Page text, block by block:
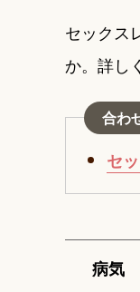
セックス
か。詳し
合わ
セ
病気